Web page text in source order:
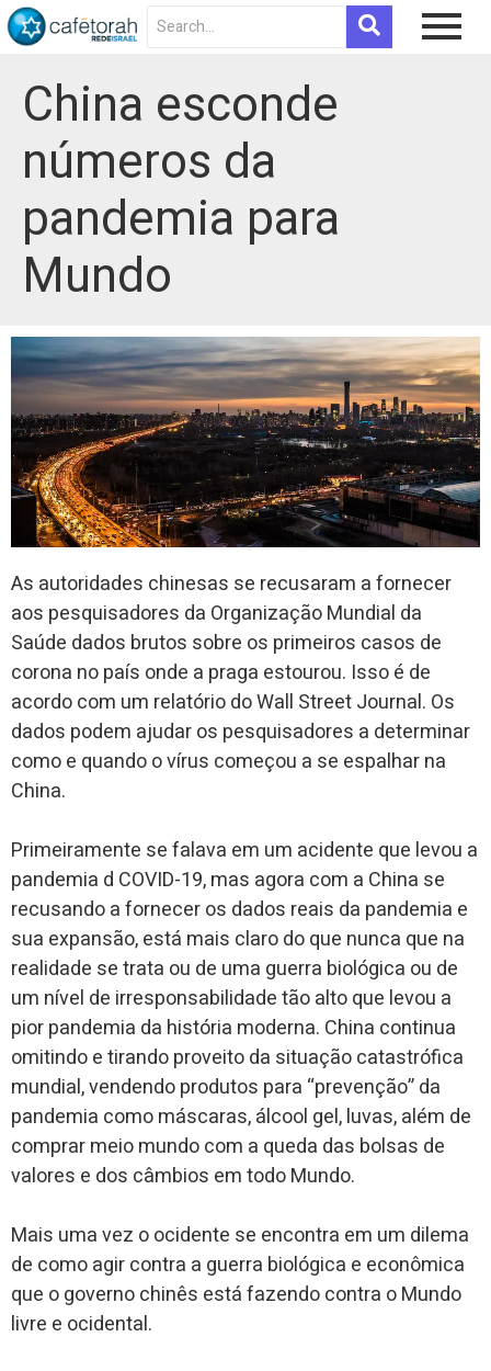
China esconde
números da
pandemia para
Mundo
As autoridades chinesas se recusaram a fornecer
aos pesquisadores da Organização Mundial da
Saúde dados brutos sobre os primeiros casos de
corona no país onde a praga estourou. Isso é de
acordo com um relatório do Wall Street Journal. Os
dados podem ajudar os pesquisadores a determinar
como e quando o vírus começou a se espalhar na
China.
Primeiramente se falava em um acidente que levou a
pandemia d COVID-19, mas agora com a China se
recusando a fornecer os dados reais da pandemia e
sua expansão, está mais claro do que nunca que na
realidade se trata ou de uma guerra biológica ou de
um nível de irresponsabilidade tão alto que levou a
pior pandemia da história moderna. China continua
omitindo e tirando proveito da situação catastrófica
mundial, vendendo produtos para “prevenção” da
pandemia como máscaras, álcool gel, luvas, além de
comprar meio mundo com a queda das bolsas de
valores e dos câmbios em todo Mundo.
Mais uma vez o ocidente se encontra em um dilema
de como agir contra a guerra biológica e econômica
que o governo chinês está fazendo contra o Mundo
livre e ocidental.